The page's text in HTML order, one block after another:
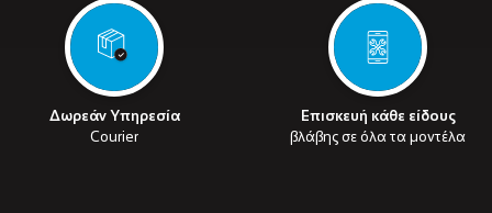
Δωρεάν Υπηρεσία
Courier
Επισκευή κάθε είδους
βλάβης σε όλα τα μοντέλα